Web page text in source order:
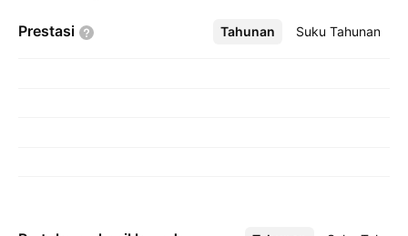
Prestasi Tahunan Suku Tahunan
Lebih